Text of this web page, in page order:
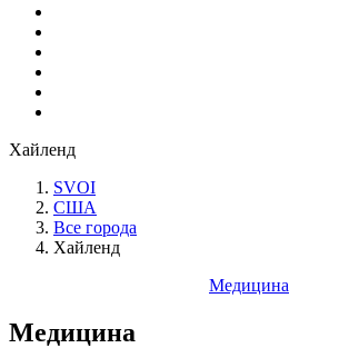
Хайленд
SVOI
США
Все города
Хайленд
Медицина
Медицина